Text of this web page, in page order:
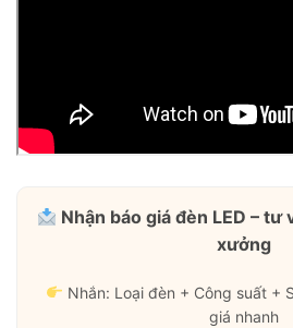
Nhận báo giá đèn LED – tư
xưởng
Nhắn: Loại đèn + Công suất +
giá nhanh